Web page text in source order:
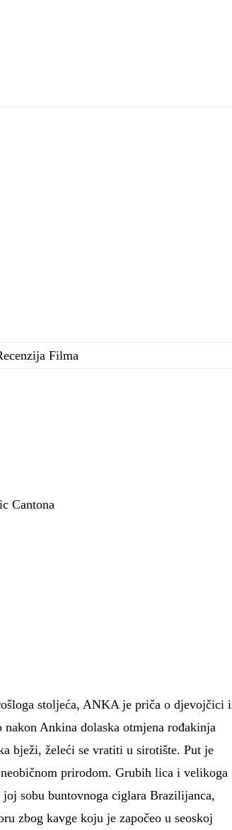
Filma
Cantona
stoljeća, ANKA je priča o djevojčici
Ankina dolaska otmjena rođakinja
bježi, želeći se vratiti u sirotište. Put je
prirodom. Grubih lica i velikoga
sobu buntovnoga ciglara Brazilijanca,
zbog kavge koju je započeo u seoskoj